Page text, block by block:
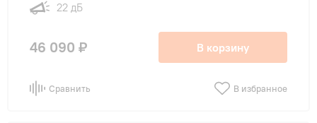
22 дБ
46 090 ₽ В корзину
Сравнить В избранное